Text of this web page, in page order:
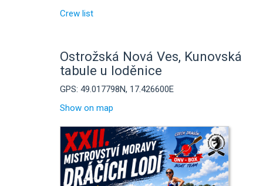
Crew list
Ostrožská Nová Ves, Kunovská
tabule u loděnice
GPS: 49.017798N, 17.426600E
Show on map